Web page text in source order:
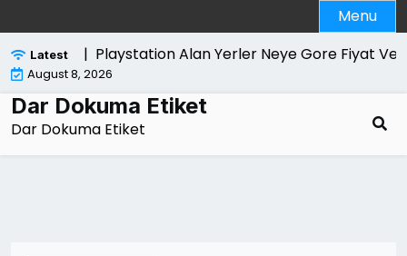
to
content
Menu
Latest
Edilir | Playstation Alan Yerler Neye Gore Fiyat
August 8, 2026
Dar Dokuma Etiket
Dar Dokuma Etiket